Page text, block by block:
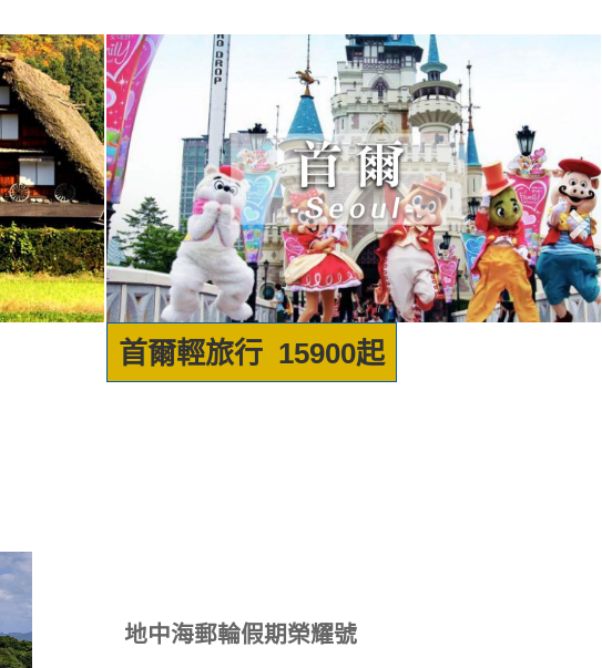
沖繩輕旅行 19900起
峴港５日